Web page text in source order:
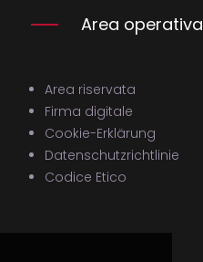
Area operativa
Area riservata
Firma digitale
Cookie-Erklärung
Datenschutzrichtlinie
Codice Etico